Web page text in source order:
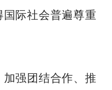
际社会普遍尊重
强团结合作、推